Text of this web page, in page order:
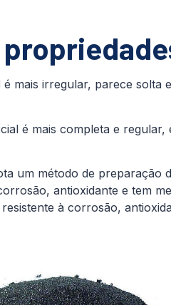
mais irregular, parece solta
é mais completa e
um método de preparação
antioxidante e tem
à corrosão,